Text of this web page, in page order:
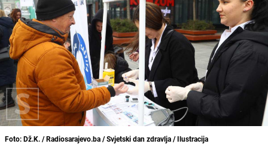
Foto: Dž.K. / Radiosarajevo.ba / Svjetski dan zdravlja / Ilustracija